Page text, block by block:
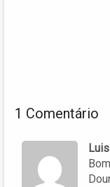
1 Comentário